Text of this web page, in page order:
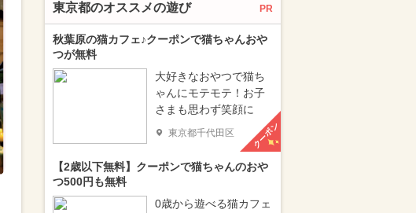
東京都のオススメの遊び PR
秋葉原の猫カフェ♪クーポンで猫ちゃんおや
つが無料
大好きなおやつで猫ち
ゃんにモテモテ！お子
さまも思わず笑顔に
東京都千代田区 クーポン
【2歳以下無料】クーポンで猫ちゃんのおや
つ500円も無料
0歳から遊べる猫カフェ